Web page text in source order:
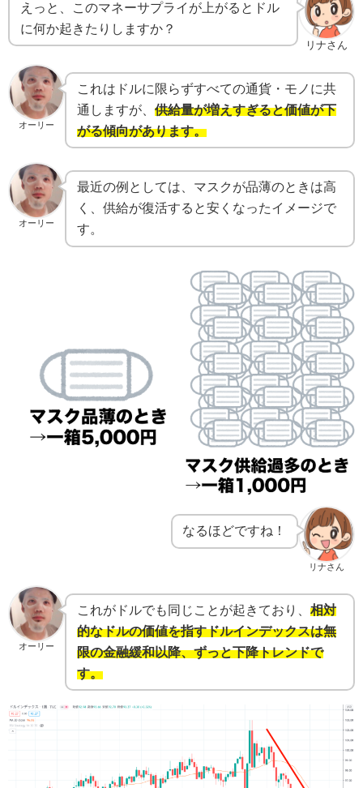
リナさん
えっと、このマネーサプライが上がるとドル
に何か起きたりしますか？
オーリー
これはドルに限らずすべての通貨・モノに共
通しますが、 供給量が増えすぎると価値が下
がる傾向があります。
オーリー
最近の例としては、マスクが品薄のときは高
く、供給が復活すると安くなったイメージで
す。
リナさん
なるほどですね！
オーリー
これがドルでも同じことが起きており、 相対
的なドルの価値を指すドルインデックスは無
限の金融緩和以降、ずっと下降トレンドで
す。